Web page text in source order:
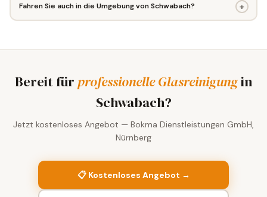
Fahren Sie auch in die Umgebung von Schwabach? +
Bereit fürprofessionelle Glasreinigungin
Schwabach?
Jetzt kostenloses Angebot — Bokma Dienstleistungen GmbH,
Nürnberg
📋 Kostenloses Angebot →